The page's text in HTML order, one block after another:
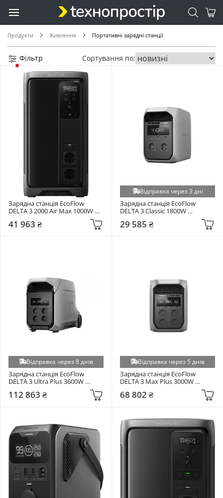
Продукти Живлення Портативні зарядні станції
Фільтр Сортування по:
Зарядна станція EcoFlow
DELTA 3 2000 Air Max 1000W
((EFD3A2000-EU))
41 963 ₴
Відправка через 3 дні
Зарядна станція EcoFlow
DELTA 3 Classic 1800W
(EFDELTA3C)
29 585 ₴
Відправка через 8 днів
Зарядна станція EcoFlow
DELTA 3 Ultra Plus 3600W
(3072Wh) Gray (EF-DL-H02-3UP,
EFDELTA3UPLUS-EU)
112 863 ₴
Відправка через 5 днів
Зарядна станція EcoFlow
DELTA 3 Max Plus 3000W
(2048Wh) Black (EFD3MP-EU)
68 802 ₴